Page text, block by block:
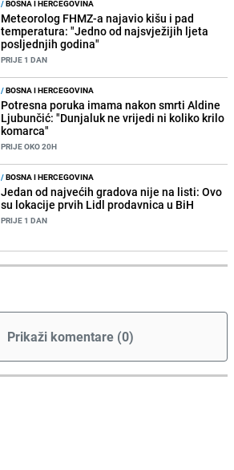
/BOSNA I HERCEGOVINA
Meteorolog FHMZ-a najavio kišu i pad
temperatura: "Jedno od najsvježijih ljeta
posljednjih godina"
PRIJE 1 DAN
/BOSNA I HERCEGOVINA
Potresna poruka imama nakon smrti Aldine
Ljubunčić: "Dunjaluk ne vrijedi ni koliko krilo
komarca"
PRIJE OKO 20H
/BOSNA I HERCEGOVINA
Jedan od najvećih gradova nije na listi: Ovo
su lokacije prvih Lidl prodavnica u BiH
PRIJE 1 DAN
Prikaži komentare (0)